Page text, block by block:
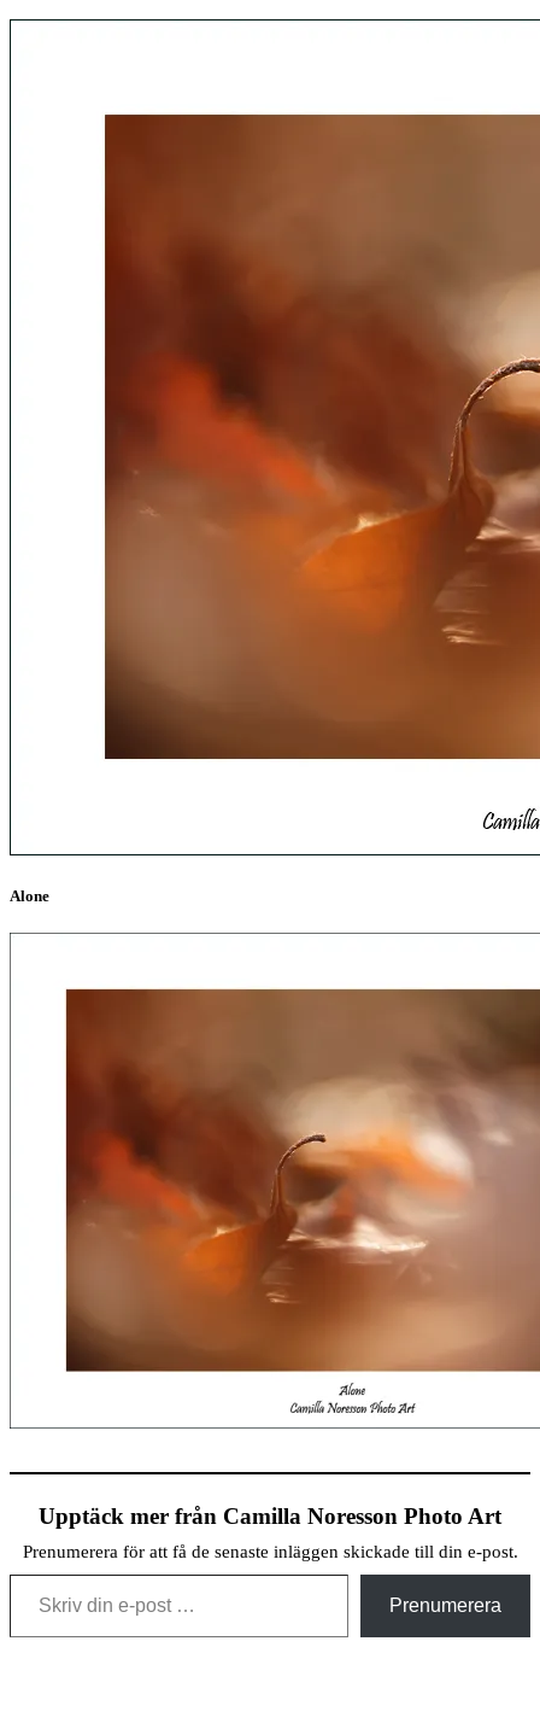
Alone
Upptäck mer från Camilla Noresson Photo Art
Prenumerera för att få de senaste inläggen skickade till din e-post.
Skriv din e-post …
Prenumerera